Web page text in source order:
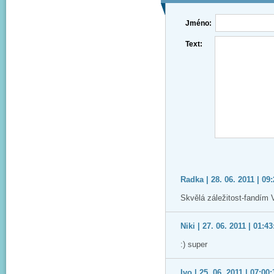
Jméno:
Text:
Radka | 28. 06. 2011 |
Skvělá záležitost-fandím
Niki | 27. 06. 2011 |
:) super